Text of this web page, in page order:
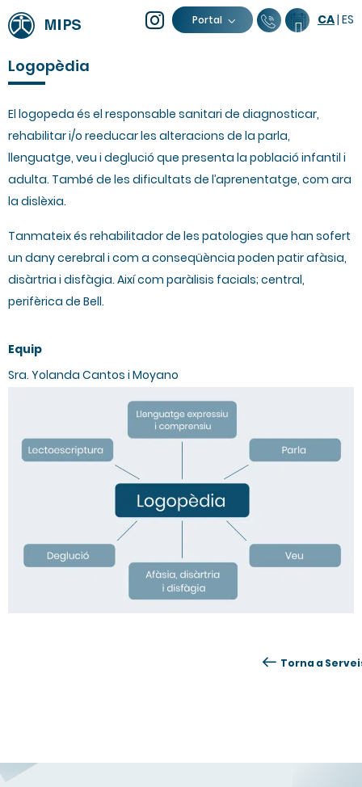
Portal 93 805 04
CA| ES
Logopèdia
El logopeda és el responsable sanitari de diagnosticar,
rehabilitar i/o reeducar les alteracions de la parla,
llenguatge, veu i deglució que presenta la població infantil i
adulta. També de les dificultats de l’aprenentatge, com ara
la dislèxia.
Tanmateix és rehabilitador de les patologies que han sofert
un dany cerebral i com a conseqüència poden patir afàsia,
disàrtria i disfàgia. Així com paràlisis facials; central,
perifèrica de Bell.
Equip
Sra. Yolanda Cantos i Moyano
Torna a